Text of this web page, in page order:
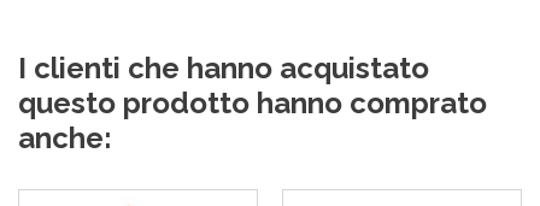
I clienti che hanno acquistato
questo prodotto hanno comprato
anche: